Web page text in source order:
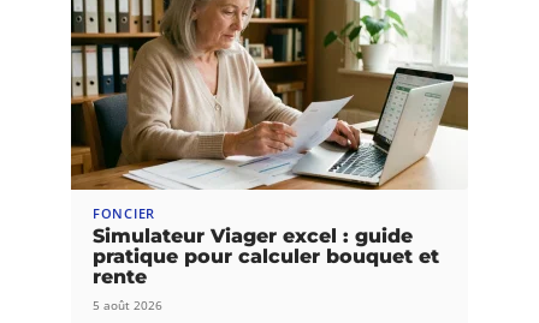
FONCIER
Simulateur Viager excel : guide
pratique pour calculer bouquet et
rente
5 août 2026